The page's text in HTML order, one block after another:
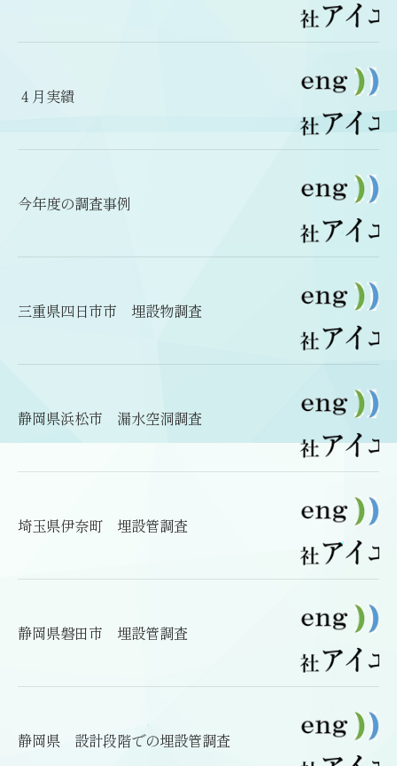
４月実績
今年度の調査事例
三重県四日市市 埋設物調査
静岡県浜松市 漏水空洞調査
埼玉県伊奈町 埋設管調査
静岡県磐田市 埋設管調査
静岡県 設計段階での埋設管調査